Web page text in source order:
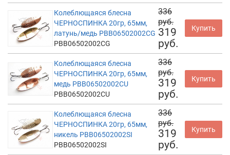
Колеблющаяся блесна
ЧЕРНОСПИНКА 20гр, 65мм,
латунь/медь PBB06502002CG
PBB06502002CG
336
руб.
319
руб.
Купить
Колеблющаяся блесна
ЧЕРНОСПИНКА 20гр, 65мм,
медь PBB06502002CU
PBB06502002CU
336
руб.
319
руб.
Купить
Колеблющаяся блесна
ЧЕРНОСПИНКА 20гр, 65мм,
никель PBB06502002SI
PBB06502002SI
336
руб.
319
руб.
Купить